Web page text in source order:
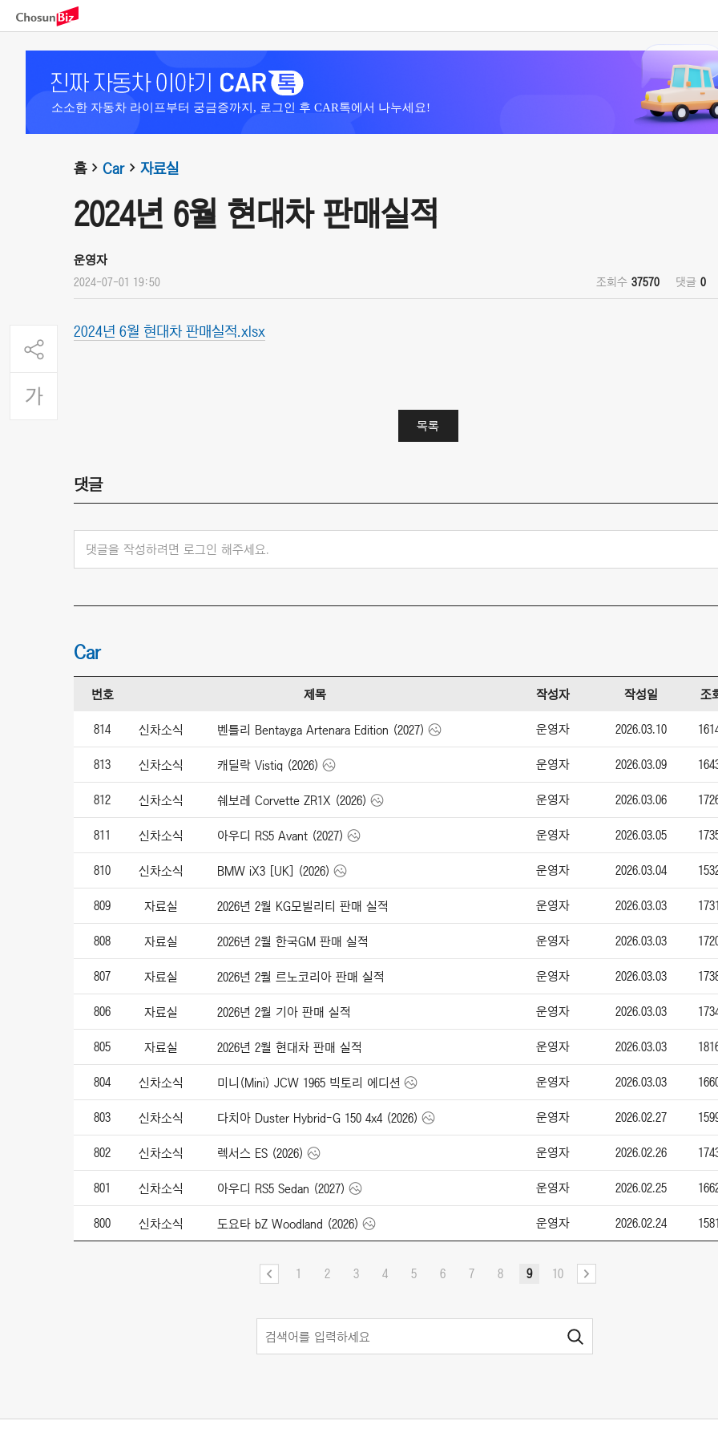
소소한 자동차 라이프부터 궁금증까지, 로그인 후 CAR톡에서 나누세요!
홈 Car 자료실
2024년 6월 현대차 판매실적
운영자
2024-07-01 19:50 조회수 37570 댓글 0
2024년 6월 현대차 판매실적.xlsx
목록
댓글
댓글을 작성하려면 로그인 해주세요.
Car
번호 제목 작성자 작성일 조
814 신차소식 벤틀리 Bentayga Artenara Edition (2027) 운영자 2026.03.10
813 신차소식 캐딜락 Vistiq (2026) 운영자 2026.03.09
812 신차소식 쉐보레 Corvette ZR1X (2026) 운영자 2026.03.06
811 신차소식 아우디 RS5 Avant (2027) 운영자 2026.03.05
810 신차소식 BMW iX3 [UK] (2026) 운영자 2026.03.04
809 자료실 2026년 2월 KG모빌리티 판매 실적 운영자 2026.03.03
808 자료실 2026년 2월 한국GM 판매 실적 운영자 2026.03.03
807 자료실 2026년 2월 르노코리아 판매 실적 운영자 2026.03.03
806 자료실 2026년 2월 기아 판매 실적 운영자 2026.03.03
805 자료실 2026년 2월 현대차 판매 실적 운영자 2026.03.03
804 신차소식 미니(Mini) JCW 1965 빅토리 에디션 운영자 2026.03.03
803 신차소식 다치아 Duster Hybrid-G 150 4x4 (2026) 운영자 2026.02.27
802 신차소식 렉서스 ES (2026) 운영자 2026.02.26
801 신차소식 아우디 RS5 Sedan (2027) 운영자 2026.02.25
800 신차소식 도요타 bZ Woodland (2026) 운영자 2026.02.24
1 2 3 4 5 6 7 8 9 10